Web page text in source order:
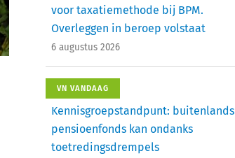
voor taxatiemethode bij BPM.
Overleggen in beroep volstaat
6 augustus 2026
VN VANDAAG
Kennisgroepstandpunt: buitenlands
pensioenfonds kan ondanks
toetredingsdrempels